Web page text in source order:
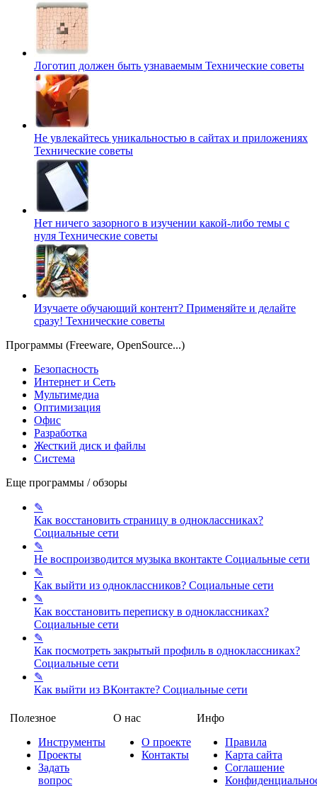
Логотип должен быть узнаваемым Технические советы
Не увлекайтесь уникальностью в сайтах и приложениях
Технические советы
Нет ничего зазорного в изучении какой-либо темы с
нуля Технические советы
Изучаете обучающий контент? Применяйте и делайте
сразу! Технические советы
Программы (Freeware, OpenSource...)
Безопасность
Интернет и Сеть
Мультимедиа
Оптимизация
Офис
Разработка
Жесткий диск и файлы
Система
Еще программы / обзоры
✎
Как восстановить страницу в одноклассниках?
Социальные сети
✎
Не воспроизводится музыка вконтакте Социальные сети
✎
Как выйти из одноклассников? Социальные сети
✎
Как восстановить переписку в одноклассниках?
Социальные сети
✎
Как посмотреть закрытый профиль в одноклассниках?
Социальные сети
✎
Как выйти из ВКонтакте? Социальные сети
Полезное
Инструменты
Проекты
Задать
вопрос
О нас
О проекте
Контакты
Инфо
Правила
Карта сайта
Соглашение